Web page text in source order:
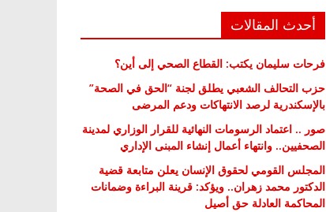
أحدث المقالات
فرحات سليمان يكتب: القطاع الصحي إلى أين؟
حزب التحالف الشعبي يطلق لجنة “الحق في الصحة”
بالإسكندرية لرصد الانتهاكات ودعم المرضى
صور .. اعتماد الرسومات النهائية للقرار الوزاري لمدينة
الصحفيين.. وانتهاء أعمال إنشاء المبنى الإداري
المجلس القومي لحقوق الإنسان يعلن متابعة قضية
الدكتور محمد زهران.. ويؤكد: قرينة البراءة وضمانات
المحاكمة العادلة حق أصيل